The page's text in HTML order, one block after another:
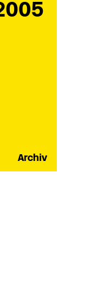
Archiv